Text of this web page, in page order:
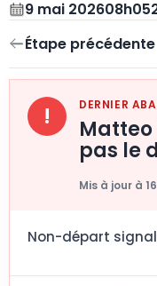
9 mai 202608h05
! DERNIER
pas le
Mis à jour à
Non-départ